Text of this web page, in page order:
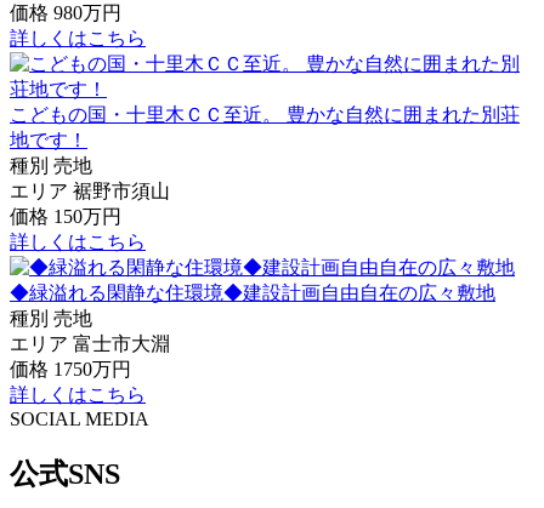
価格 980万円
詳しくはこちら
こどもの国・十里木ＣＣ至近。 豊かな自然に囲まれた別荘
地です！
種別 売地
エリア 裾野市須山
価格 150万円
詳しくはこちら
◆緑溢れる閑静な住環境◆建設計画自由自在の広々敷地
種別 売地
エリア 富士市大淵
価格 1750万円
詳しくはこちら
SOCIAL MEDIA
公式SNS